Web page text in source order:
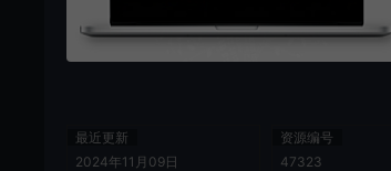
最近更新
2024年11月09日
资源编号
47323